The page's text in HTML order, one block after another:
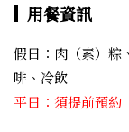
用餐資訊
假日：肉（素）粽
平日：須提前預約